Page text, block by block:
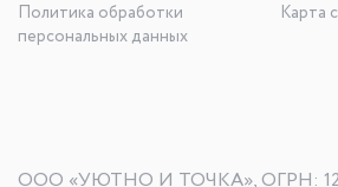
Политика обработки
персональных данных
Карта
ООО «УЮТНО И ТОЧКА», ОГРН: